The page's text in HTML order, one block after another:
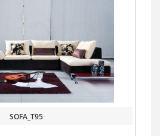
SOFA_T95